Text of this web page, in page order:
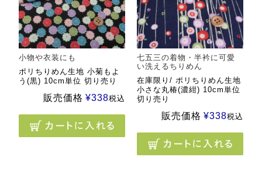
小物や衣装にも
ポリちりめん生地 小菊もよ
う(黒) 10cm単位 切り売り
販売価格 ¥338税込
七五三の着物・半衿に可愛
い洗えるちりめん
在庫限り/ ポリちりめん生地
小さな丸椿(濃紺) 10cm単位
切り売り
販売価格 ¥338税込